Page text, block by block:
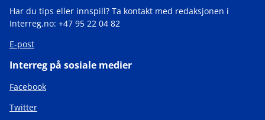
Har du tips eller innspill? Ta kontakt med redaksjonen i
Interreg.no: +47 95 22 04 82
E-post
Interreg på sosiale medier
Facebook
Twitter